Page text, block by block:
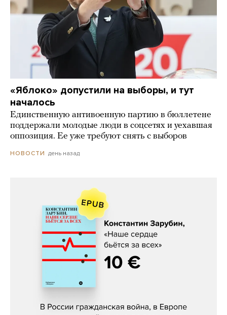
«Яблоко» допустили на выборы, и тут
началось
Единственную антивоенную партию в бюллетене
поддержали молодые люди в соцсетях и уехавшая
оппозиция. Ее уже требуют снять с выборов
НОВОСТИ день назад
Константин Зарубин, «Наше сердце